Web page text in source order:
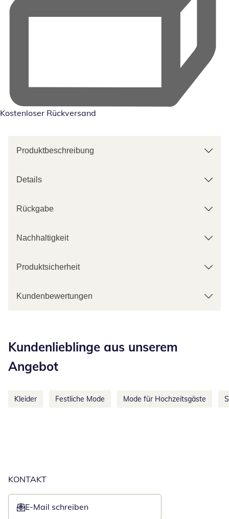
Kostenloser Rückversand
Produktbeschreibung
Details
Rückgabe
Nachhaltigkeit
Produktsicherheit
Kundenbewertungen
Kundenlieblinge aus unserem
Angebot
Kleider Festliche Mode Mode für Hochzeitsgäste
KONTAKT
E-Mail schreiben
Öffnet E-Mail-Client